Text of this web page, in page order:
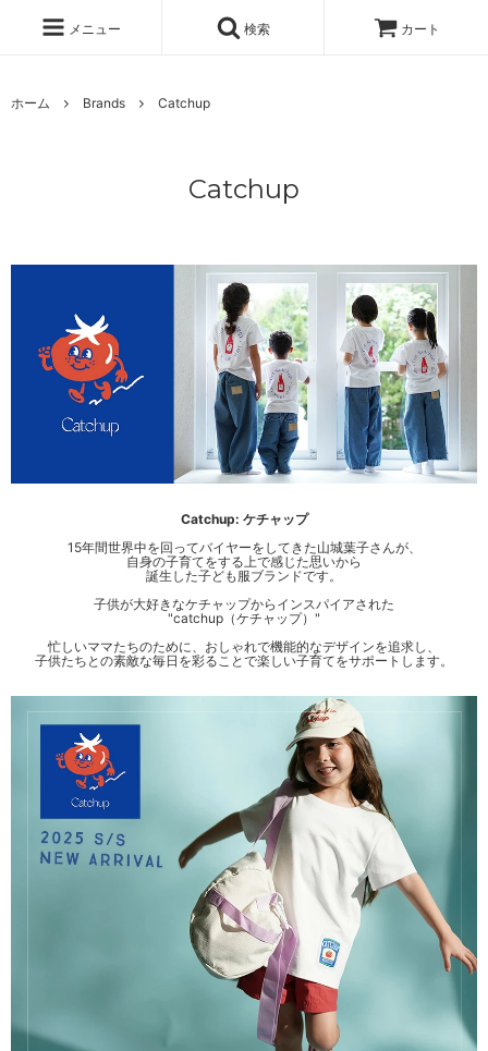
メニュー 検索 カート
ホーム Brands Catchup
Catchup
Catchup: ケチャップ
15年間世界中を回ってバイヤーをしてきた山城葉子さんが、
自身の子育てをする上で感じた思いから
誕生した子ども服ブランドです。
子供が大好きなケチャップからインスパイアされた
"catchup（ケチャップ）"
忙しいママたちのために、おしゃれで機能的なデザインを追求し、
子供たちとの素敵な毎日を彩ることで楽しい子育てをサポートします。